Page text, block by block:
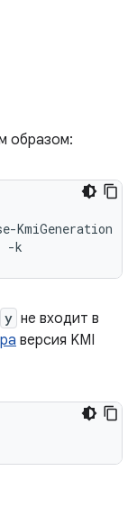
образом:
KmiGeneration
y не входит в
версия KMI